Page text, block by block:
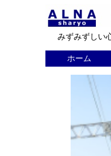
みずみずしい心
ホーム